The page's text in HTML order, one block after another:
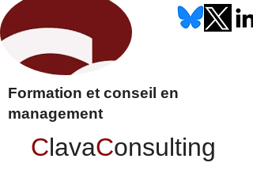
Formation et conseil en
management
ClavaConsulting